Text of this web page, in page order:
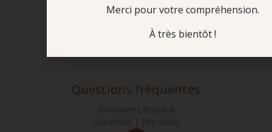
Étudions vos besoins en litière
Questions fréquentes
Merci pour votre compréhension.
À très bientôt !